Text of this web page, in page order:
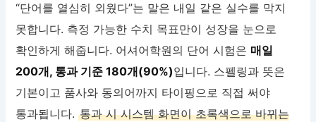
“단어를 열심히 외웠다”는 말은 내일 같은 실수를 막지
못합니다. 측정 가능한 수치 목표만이 성장을 눈으로
확인하게 해줍니다. 어셔어학원의 단어 시험은 매일
200개, 통과 기준 180개(90%)입니다. 스펠링과 뜻은
기본이고 품사와 동의어까지 타이핑으로 직접 써야
통과됩니다.통과 시 시스템 화면이 초록색으로 바뀌는